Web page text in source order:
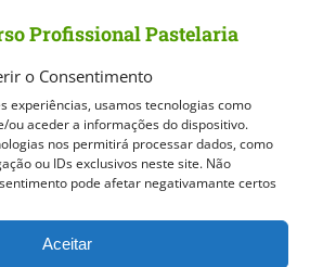
o Consentimento
experiências, usamos tecnologias como
ou aceder a informações do dispositivo.
nos permitirá processar dados, como
ou IDs exclusivos neste site. Não
pode afetar negativamante certos
Aceitar
Profissional Pastelaria
Profissional Pastelaria
Dos quentinhos e
Pastéis de Nata aos
Croissants, o curso de
Tradicional permite